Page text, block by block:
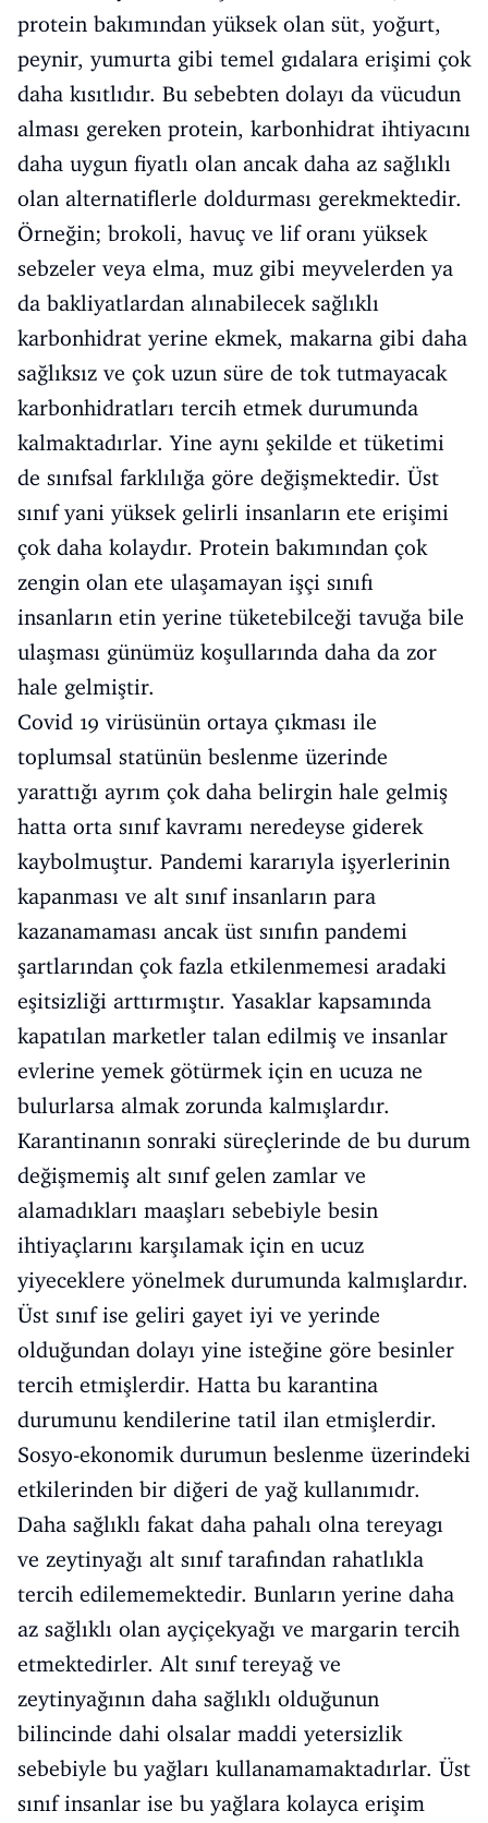
protein bakımından yüksek olan süt, yoğurt,
peynir, yumurta gibi temel gıdalara erişimi çok
daha kısıtlıdır. Bu sebebten dolayı da vücudun
alması gereken protein, karbonhidrat ihtiyacını
daha uygun fiyatlı olan ancak daha az sağlıklı
olan alternatiflerle doldurması gerekmektedir.
Örneğin; brokoli, havuç ve lif oranı yüksek
sebzeler veya elma, muz gibi meyvelerden ya
da bakliyatlardan alınabilecek sağlıklı
karbonhidrat yerine ekmek, makarna gibi daha
sağlıksız ve çok uzun süre de tok tutmayacak
karbonhidratları tercih etmek durumunda
kalmaktadırlar. Yine aynı şekilde et tüketimi
de sınıfsal farklılığa göre değişmektedir. Üst
sınıf yani yüksek gelirli insanların ete erişimi
çok daha kolaydır. Protein bakımından çok
zengin olan ete ulaşamayan işçi sınıfı
insanların etin yerine tüketebilceği tavuğa bile
ulaşması günümüz koşullarında daha da zor
hale gelmiştir.
Covid 19 virüsünün ortaya çıkması ile
toplumsal statünün beslenme üzerinde
yarattığı ayrım çok daha belirgin hale gelmiş
hatta orta sınıf kavramı neredeyse giderek
kaybolmuştur. Pandemi kararıyla işyerlerinin
kapanması ve alt sınıf insanların para
kazanamaması ancak üst sınıfın pandemi
şartlarından çok fazla etkilenmemesi aradaki
eşitsizliği arttırmıştır. Yasaklar kapsamında
kapatılan marketler talan edilmiş ve insanlar
evlerine yemek götürmek için en ucuza ne
bulurlarsa almak zorunda kalmışlardır.
Karantinanın sonraki süreçlerinde de bu durum
değişmemiş alt sınıf gelen zamlar ve
alamadıkları maaşları sebebiyle besin
ihtiyaçlarını karşılamak için en ucuz
yiyeceklere yönelmek durumunda kalmışlardır.
Üst sınıf ise geliri gayet iyi ve yerinde
olduğundan dolayı yine isteğine göre besinler
tercih etmişlerdir. Hatta bu karantina
durumunu kendilerine tatil ilan etmişlerdir.
Sosyo-ekonomik durumun beslenme üzerindeki
etkilerinden bir diğeri de yağ kullanımıdr.
Daha sağlıklı fakat daha pahalı olna tereyagı
ve zeytinyağı alt sınıf tarafından rahatlıkla
tercih edilememektedir. Bunların yerine daha
az sağlıklı olan ayçiçekyağı ve margarin tercih
etmektedirler. Alt sınıf tereyağ ve
zeytinyağının daha sağlıklı olduğunun
bilincinde dahi olsalar maddi yetersizlik
sebebiyle bu yağları kullanamamaktadırlar. Üst
sınıf insanlar ise bu yağlara kolayca erişim